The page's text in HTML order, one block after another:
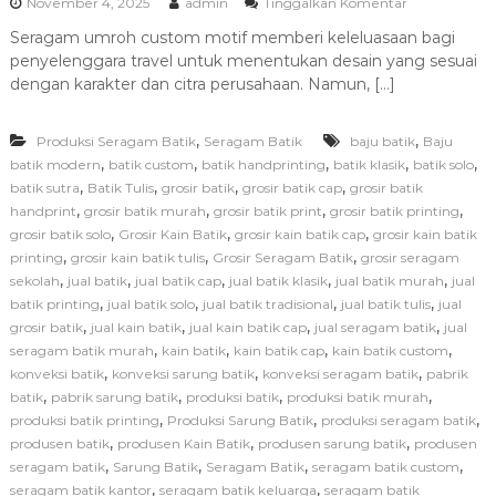
i
d
a
s
M
e
i
l
i
h
P
d
u
s
e
n
Seragam umroh custom motif memberi keleluasaan bagi
penyelenggara travel untuk menentukan desain yang sesuai
dengan karakter dan citra perusahaan. Namun, […]
Produksi Seragam Batik, Seragam Batik baju batik, Baju
batik modern, batik custom, batik handprinting, batik klasik, batik solo,
batik sutra, Batik Tulis, grosir batik, grosir batik cap, grosir batik
handprint, grosir batik murah, grosir batik print, grosir batik printing,
grosir batik solo, Grosir Kain Batik, grosir kain batik cap, grosir kain batik
printing, grosir kain batik tulis, Grosir Seragam Batik, grosir seragam
sekolah, jual batik, jual batik cap, jual batik klasik, jual batik murah, jual
batik printing, jual batik solo, jual batik tradisional, jual batik tulis, jual
grosir batik, jual kain batik, jual kain batik cap, jual seragam batik, jual
seragam batik murah, kain batik, kain batik cap, kain batik custom,
konveksi batik, konveksi sarung batik, konveksi seragam batik, pabrik
batik, pabrik sarung batik, produksi batik, produksi batik murah,
produksi batik printing, Produksi Sarung Batik, produksi seragam batik,
produsen batik, produsen Kain Batik, produsen sarung batik, produsen
seragam batik, Sarung Batik, Seragam Batik, seragam batik custom,
seragam batik kantor, seragam batik keluarga, seragam batik